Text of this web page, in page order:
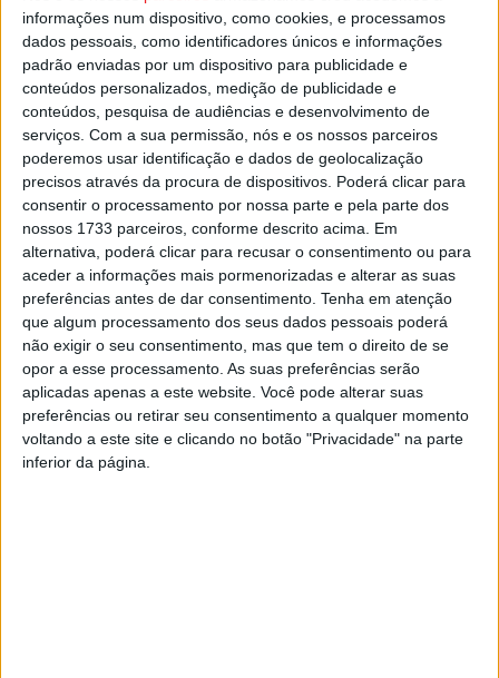
informações num dispositivo, como cookies, e processamos
dados pessoais, como identificadores únicos e informações
padrão enviadas por um dispositivo para publicidade e
conteúdos personalizados, medição de publicidade e
conteúdos, pesquisa de audiências e desenvolvimento de
serviços. Com a sua permissão, nós e os nossos parceiros
poderemos usar identificação e dados de geolocalização
precisos através da procura de dispositivos. Poderá clicar para
consentir o processamento por nossa parte e pela parte dos
nossos 1733 parceiros, conforme descrito acima. Em
alternativa, poderá clicar para recusar o consentimento ou para
aceder a informações mais pormenorizadas e alterar as suas
preferências antes de dar consentimento. Tenha em atenção
que algum processamento dos seus dados pessoais poderá
não exigir o seu consentimento, mas que tem o direito de se
opor a esse processamento. As suas preferências serão
aplicadas apenas a este website. Você pode alterar suas
preferências ou retirar seu consentimento a qualquer momento
voltando a este site e clicando no botão "Privacidade" na parte
inferior da página.
Esta e outras notícias para ouvir na Estação Diária – 96.8
FM ou emwww.968.fm
Pub
TAGS Viseu
Artigo anterior
Covid-19: Mais 5.606 infeções
Próximo artigo